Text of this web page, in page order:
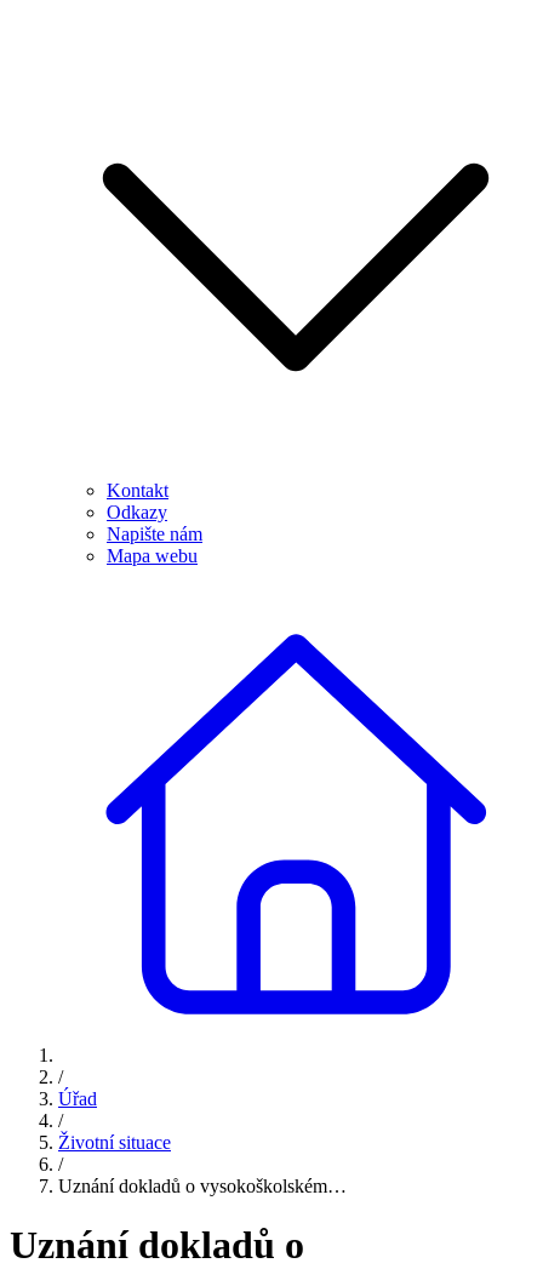
Kontakt
Odkazy
Napište nám
Mapa webu
/
Úřad
/
Životní situace
/
Uznání dokladů o vysokoškolském…
Uznání dokladů o